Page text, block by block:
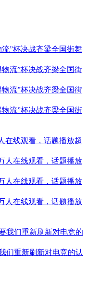
”杯决战齐梁全国街舞
在线观看，话题播放超
们重新刷新对电竞的认